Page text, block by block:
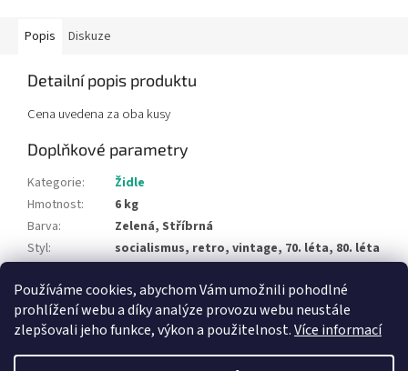
Používáme cookies, abychom Vám umožnili pohodlné
prohlížení webu a díky analýze provozu webu neustále
zlepšovali jeho funkce, výkon a použitelnost.Více informací
Popis Diskuze
Detailní popis produktu
Cena uvedena za oba kusy
Doplňkové parametry
Kategorie:
Židle
Hmotnost:
6 kg
Barva:
Zelená, Stříbrná
Styl:
socialismus, retro, vintage, 70. léta, 80. léta
Položka byla vyprodána…